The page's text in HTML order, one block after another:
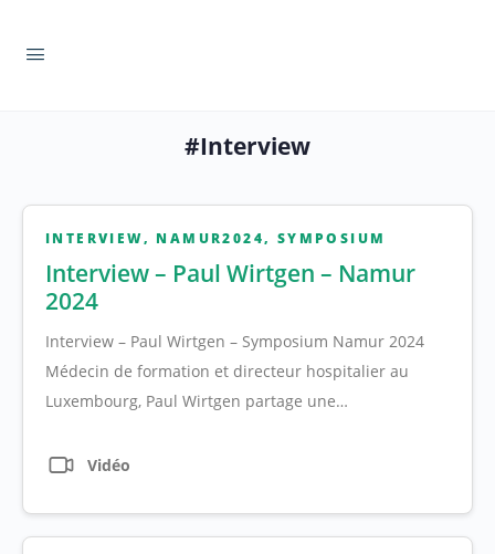
#Interview
INTERVIEW, NAMUR2024, SYMPOSIUM
Interview – Paul Wirtgen – Namur
2024
Interview – Paul Wirtgen – Symposium Namur 2024
Médecin de formation et directeur hospitalier au
Luxembourg, Paul Wirtgen partage une…
Vidéo